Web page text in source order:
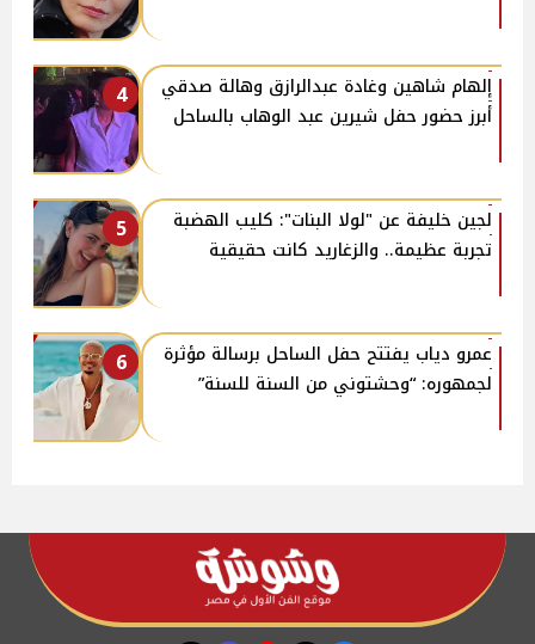
4
إلهام شاهين وغادة عبدالرازق وهالة صدقي
أبرز حضور حفل شيرين عبد الوهاب بالساحل
5
لجين خليفة عن "لولا البنات": كليب الهضبة
تجربة عظيمة.. والزغاريد كانت حقيقية
6
عمرو دياب يفتتح حفل الساحل برسالة مؤثرة
لجمهوره: “وحشتوني من السنة للسنة”